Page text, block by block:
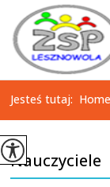
Jesteś tutaj: Home
Nauczyciele